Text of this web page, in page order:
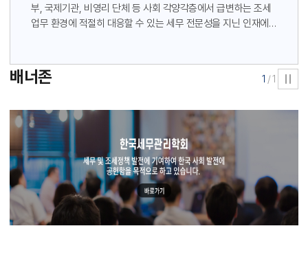
부, 국제기관, 비영리 단체 등 사회 각양각층에서 급변하는 조세
업무 환경에 적절히 대응할 수 있는 세무 전문성을 지닌 인재에
있으며 경희대학교 경영대학원 세무관리·회계학과는 글로벌 인
재양성과 현장화 교육 목표에 맞는 최고의 세무전문가를 양성하
배너존 1 /1